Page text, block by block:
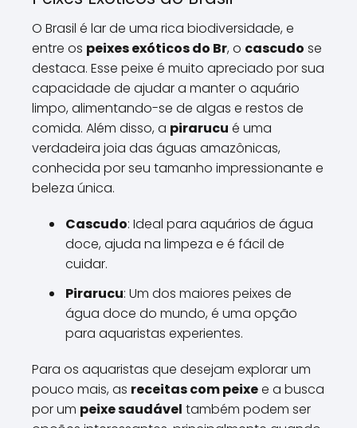
O Brasil é lar de uma rica biodiversidade, e
entre os peixes exóticos do Br, o cascudo se
destaca. Esse peixe é muito apreciado por sua
capacidade de ajudar a manter o aquário
limpo, alimentando-se de algas e restos de
comida. Além disso, a pirarucu é uma
verdadeira joia das águas amazônicas,
conhecida por seu tamanho impressionante e
beleza única.
Cascudo: Ideal para aquários de água
doce, ajuda na limpeza e é fácil de
cuidar.
Pirarucu: Um dos maiores peixes de
água doce do mundo, é uma opção
para aquaristas experientes.
Para os aquaristas que desejam explorar um
pouco mais, as receitas com peixee a busca
por um peixe saudável também podem ser